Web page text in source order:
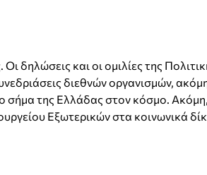
και οι ομιλίες της
διεθνών οργανισμών,
σήμα της Ελλάδας στον κόσμο.
Εξωτερικών στα κοινωνικά